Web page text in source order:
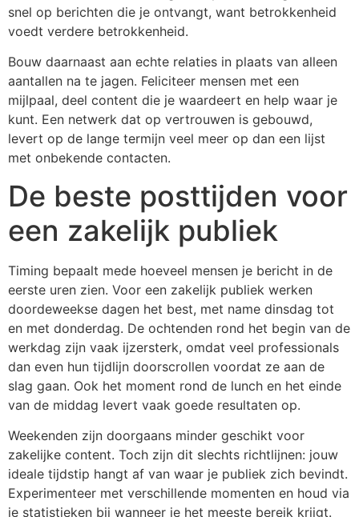
snel op berichten die je ontvangt, want betrokkenheid
voedt verdere betrokkenheid.
Bouw daarnaast aan echte relaties in plaats van alleen
aantallen na te jagen. Feliciteer mensen met een
mijlpaal, deel content die je waardeert en help waar je
kunt. Een netwerk dat op vertrouwen is gebouwd,
levert op de lange termijn veel meer op dan een lijst
met onbekende contacten.
De beste posttijden voor
een zakelijk publiek
Timing bepaalt mede hoeveel mensen je bericht in de
eerste uren zien. Voor een zakelijk publiek werken
doordeweekse dagen het best, met name dinsdag tot
en met donderdag. De ochtenden rond het begin van de
werkdag zijn vaak ijzersterk, omdat veel professionals
dan even hun tijdlijn doorscrollen voordat ze aan de
slag gaan. Ook het moment rond de lunch en het einde
van de middag levert vaak goede resultaten op.
Weekenden zijn doorgaans minder geschikt voor
zakelijke content. Toch zijn dit slechts richtlijnen: jouw
ideale tijdstip hangt af van waar je publiek zich bevindt.
Experimenteer met verschillende momenten en houd via
je statistieken bij wanneer je het meeste bereik krijgt.